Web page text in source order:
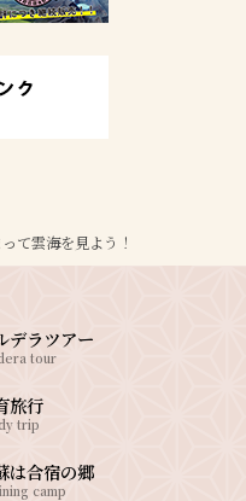
て雲海を見よう！
デラツアー
tour
旅行
trip
は合宿の郷
camp